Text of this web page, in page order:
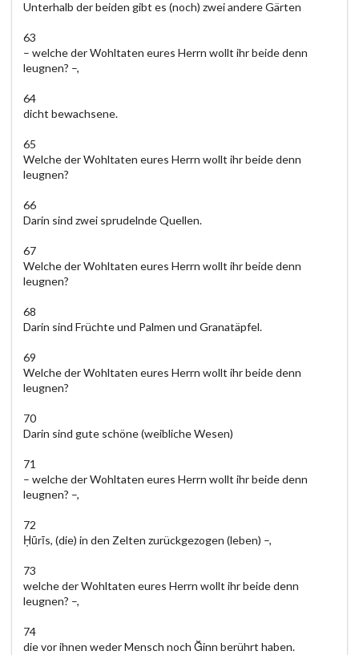
Unterhalb der beiden gibt es (noch) zwei andere Gärten
63
– welche der Wohltaten eures Herrn wollt ihr beide denn
leugnen? –,
64
dicht bewachsene.
65
Welche der Wohltaten eures Herrn wollt ihr beide denn
leugnen?
66
Darin sind zwei sprudelnde Quellen.
67
Welche der Wohltaten eures Herrn wollt ihr beide denn
leugnen?
68
Darin sind Früchte und Palmen und Granatäpfel.
69
Welche der Wohltaten eures Herrn wollt ihr beide denn
leugnen?
70
Darin sind gute schöne (weibliche Wesen)
71
– welche der Wohltaten eures Herrn wollt ihr beide denn
leugnen? –,
72
Ḥūrīs, (die) in den Zelten zurückgezogen (leben) –,
73
welche der Wohltaten eures Herrn wollt ihr beide denn
leugnen? –,
74
die vor ihnen weder Mensch noch Ğinn berührt haben.